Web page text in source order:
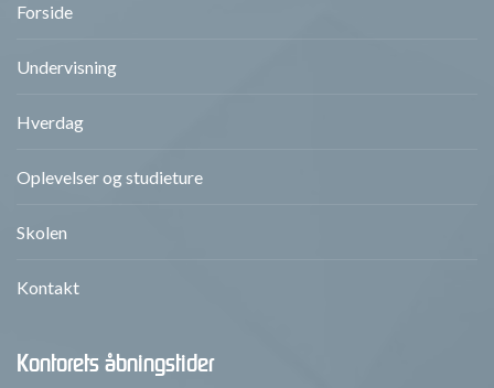
Forside
Undervisning
Hverdag
Oplevelser og studieture
Skolen
Kontakt
Kontorets åbningstider